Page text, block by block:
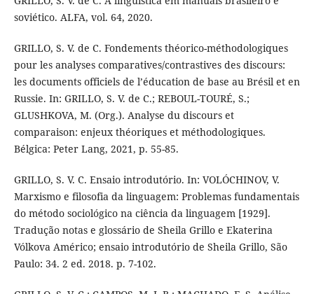
soviético. ALFA, vol. 64, 2020.
GRILLO, S. V. de C. Fondements théorico-méthodologiques
pour les analyses comparatives/contrastives des discours:
les documents officiels de l’éducation de base au Brésil et en
Russie. In: GRILLO, S. V. de C.; REBOUL-TOURÉ, S.;
GLUSHKOVA, M. (Org.). Analyse du discours et
comparaison: enjeux théoriques et méthodologiques.
Bélgica: Peter Lang, 2021, p. 55-85.
GRILLO, S. V. C. Ensaio introdutório. In: VOLÓCHINOV, V.
Marxismo e filosofia da linguagem: Problemas fundamentais
do método sociológico na ciência da linguagem [1929].
Tradução notas e glossário de Sheila Grillo e Ekaterina
Vólkova Américo; ensaio introdutório de Sheila Grillo, São
Paulo: 34. 2 ed. 2018. p. 7-102.